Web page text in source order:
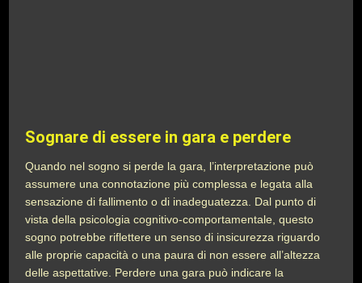
Sognare di essere in gara e perdere
Quando nel sogno si perde la gara, l’interpretazione può
assumere una connotazione più complessa e legata alla
sensazione di fallimento o di inadeguatezza. Dal punto di
vista della psicologia cognitivo-comportamentale, questo
sogno potrebbe riflettere un senso di insicurezza riguardo
alle proprie capacità o una paura di non essere all’altezza
delle aspettative. Perdere una gara può indicare la